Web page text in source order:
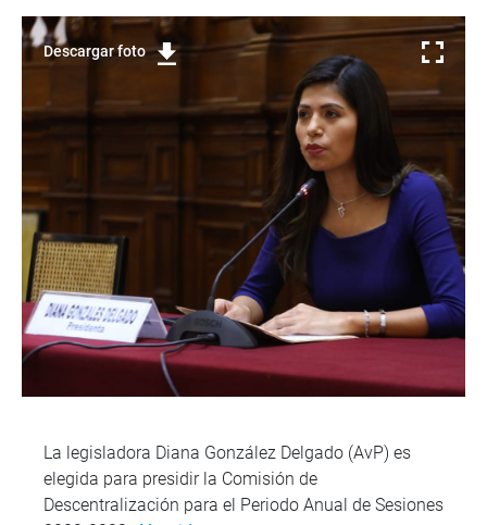
Descargar foto
La legisladora Diana González Delgado (AvP) es
elegida para presidir la Comisión de
Descentralización para el Periodo Anual de Sesiones